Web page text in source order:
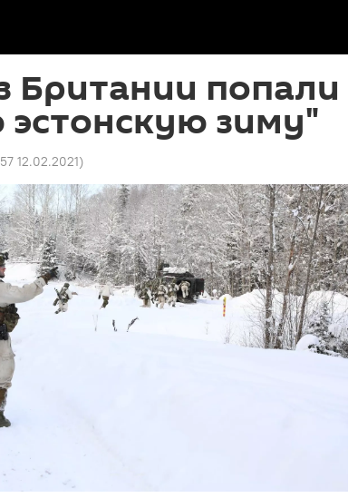
Британии попали
зиму"
12.02.2021)